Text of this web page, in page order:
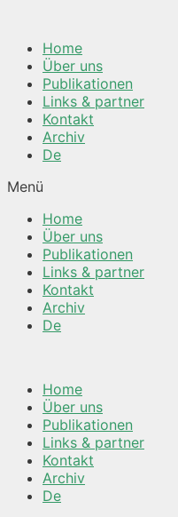
Inhalt Home
Über uns
Publikationen
Links & partner
Kontakt
Archiv
De
Menü
Home
Über uns
Publikationen
Links & partner
Kontakt
Archiv
De
Home
Über uns
Publikationen
Links & partner
Kontakt
Archiv
De